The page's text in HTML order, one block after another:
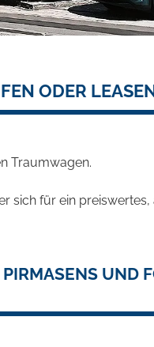
ODER
Traumwagen.
sich für ein
UND